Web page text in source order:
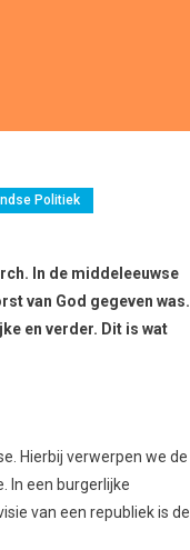
Politiek
In de middeleeuwse
van God gegeven was.
en verder. Dit is wat
Hierbij verwerpen we de
In een burgerlijke
van een republiek is de